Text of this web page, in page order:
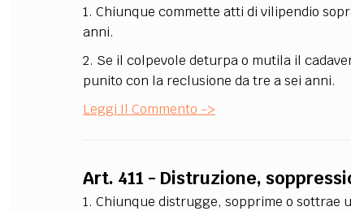
1. Chiunque commette atti di vilipendio
anni.
2. Se il colpevole deturpa o mutila il
punito con la reclusione da tre a sei anni.
Leggi Il Commento ->
Art. 411 - Distruzione,
1. Chiunque distrugge, sopprime o sottrae